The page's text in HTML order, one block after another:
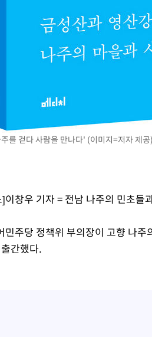
를 걷다 사람을 만나다' (이미지=저자 제
이창우 기자 = 전남 나주의 민초
민주당 정책위 부의장이 고향 나
간했다.